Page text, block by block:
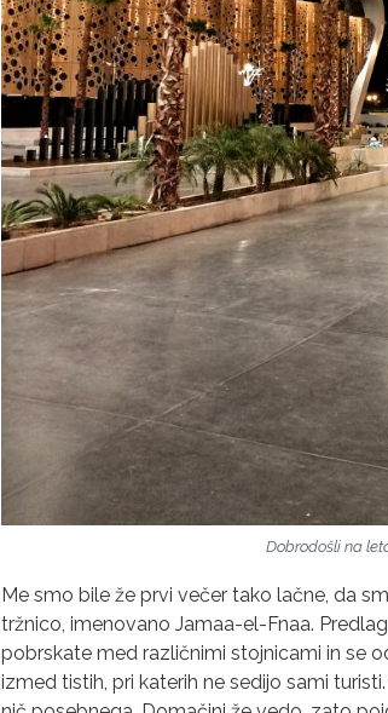
Dobrodošli na
Me smo bile že prvi večer tako lačne, da
tržnico, imenovano Jamaa-el-Fnaa.
pobrskate med različnimi stojnicami in se
izmed tistih, pri katerih ne sedijo sami